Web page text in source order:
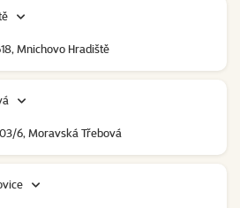
Mnichovo Hradiště
6, Moravská Třebová